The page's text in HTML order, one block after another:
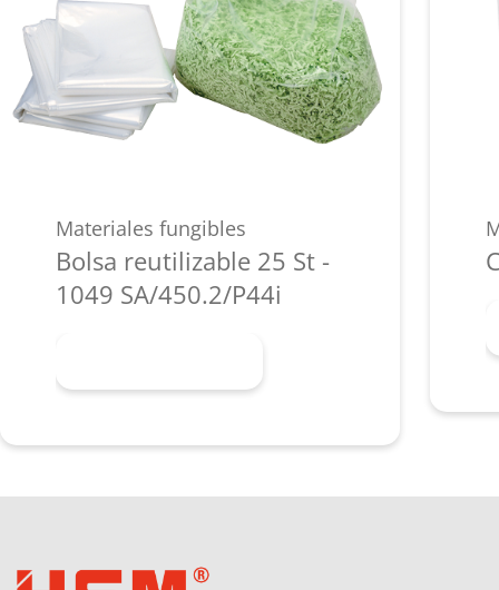
Materiales fungibles
Bolsa reutilizable 25 St -
1049 SA/450.2/P44i